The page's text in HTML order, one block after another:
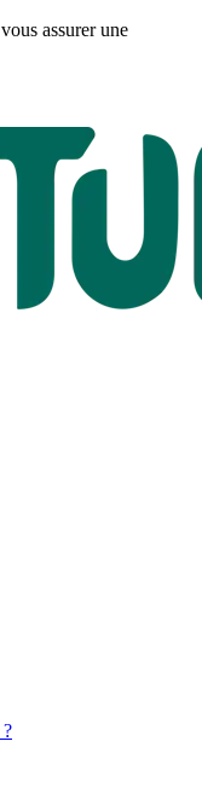
assurer une